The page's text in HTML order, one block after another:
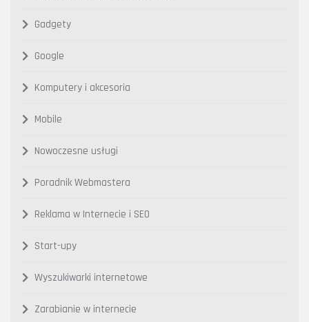
Gadgety
Google
Komputery i akcesoria
Mobile
Nowoczesne usługi
Poradnik Webmastera
Reklama w Internecie i SEO
Start-upy
Wyszukiwarki internetowe
Zarabianie w internecie